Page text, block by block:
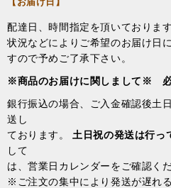
配達日、時間指定を頂いておりま
状況などによりご希望のお届け日
すので予めご了承下さい。
※商品のお届けに関しまして※ 必
銀行振込の場合、ご入金確認後土
送し
ております。 土日祝の発送は行っ
して
は、営業日カレンダーをご確認く
※ご注文の集中により発送が遅れ